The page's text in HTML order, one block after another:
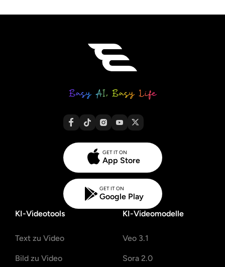
GET IT ON
App Store
GET IT ON
Google Play
KI-Videotools
Text zu Video
Bild zu Video
KI-Videomodelle
Veo 3.1
Sora 2.0